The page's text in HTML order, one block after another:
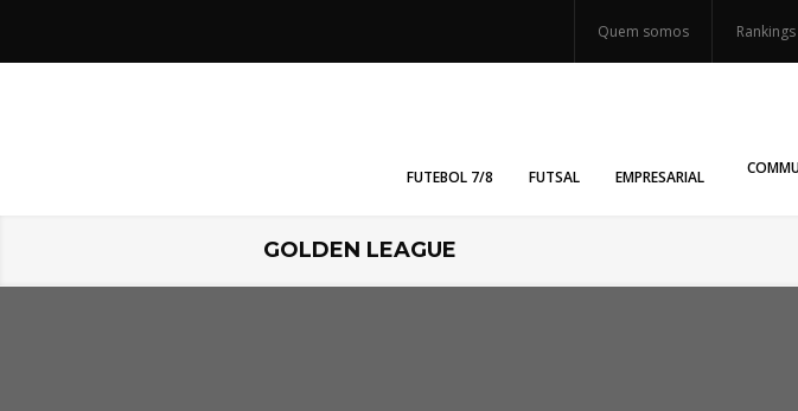
Quem somos Rankings
FUTEBOL 7/8 FUTSAL EMPRESARIAL
GOLDEN LEAGUE